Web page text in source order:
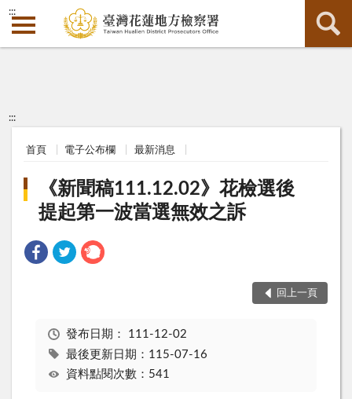
:::
:::
首頁 電子公布欄 最新消息
《新聞稿111.12.02》花檢選後
提起第一波當選無效之訴
回上一頁
發布日期： 111-12-02
最後更新日期：115-07-16
資料點閱次數：541